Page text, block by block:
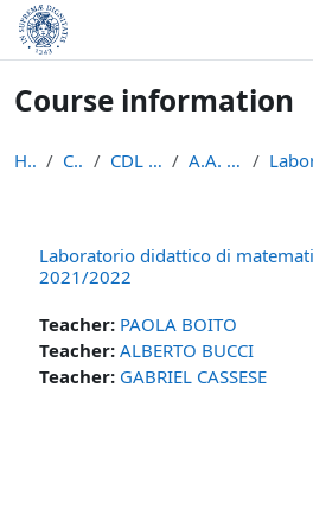
Skip to main content
Course information
Home Courses CDL Matematica A.A. 2021 - 2022
Laboratorio didattico di
2021/2022
Teacher: PAOLA BOITO
Teacher: ALBERTO BUCCI
Teacher: GABRIEL CASSESE